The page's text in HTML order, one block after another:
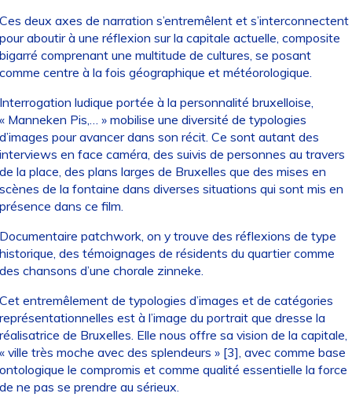
deux axes de narration s’entremêlent et s’interconnectent
aboutir à une réflexion sur la capitale actuelle, composite
comprenant une multitude de cultures, se posant
centre à la fois géographique et météorologique.
ludique portée à la personnalité bruxelloise,
Manneken Pis,… » mobilise une diversité de typologies
pour avancer dans son récit. Ce sont autant des
en face caméra, des suivis de personnes au travers
la place, des plans larges de Bruxelles que des mises en
de la fontaine dans diverses situations qui sont mis en
dans ce film.
patchwork, on y trouve des réflexions de type
des témoignages de résidents du quartier comme
chansons d’une chorale zinneke.
entremêlement de typologies d’images et de catégories
est à l’image du portrait que dresse la
de Bruxelles. Elle nous offre sa vision de la capitale,
ville très moche avec des splendeurs » [3], avec comme base
le compromis et comme qualité essentielle la force
ne pas se prendre au sérieux.